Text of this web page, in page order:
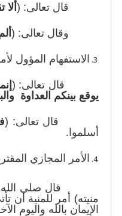
قال تعالى: (
وقال تعالى: (
الاستفهام المؤول
قال تعالى: (
يوقع بينكم العداوة
قال تعالى: (
أسلموا.
الأمر المجازي
قال صلى الله
منيته) أمر للمنية أن
الإيمان بالله واليوم